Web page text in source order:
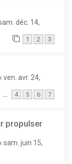
déc. 14,
1 2 3
ven. avr. 24,
… 4 5 6 7
propulser
sam. juin 15,